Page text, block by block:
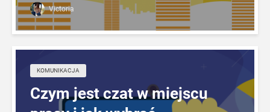
Victoria
KOMUNIKACJA
Czym jest czat w miejscu